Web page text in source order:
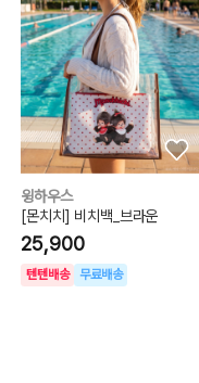
윙하우스
[몬치치] 비치백_브라운
25,900
텐텐배송 무료배송